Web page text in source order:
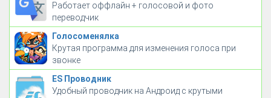
Работает оффлайн + голосовой и фото
переводчик
Голосоменялка
Крутая программа для изменения голоса при
звонке
ES Проводник
Удобный проводник на Андроид с крутыми